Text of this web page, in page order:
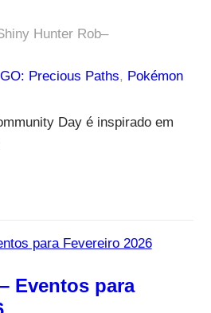
Hunter Rob–
GO: Precious Paths, Pokémon
Day é inspirado em
Eventos para